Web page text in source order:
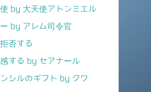
by 大天使アトンミエル
by アレム司令官
否する
する by セアナール
シルのギフト by クワ